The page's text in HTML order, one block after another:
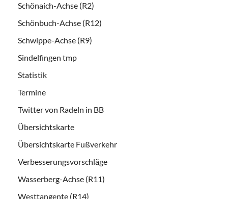
Schönaich-Achse (R2)
Schönbuch-Achse (R12)
Schwippe-Achse (R9)
Sindelfingen tmp
Statistik
Termine
Twitter von Radeln in BB
Übersichtskarte
Übersichtskarte Fußverkehr
Verbesserungsvorschläge
Wasserberg-Achse (R11)
Westtangente (R14)